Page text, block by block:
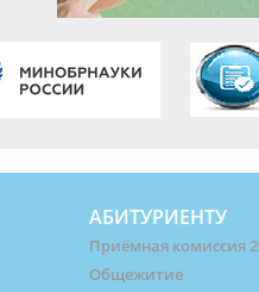
АБИТУРИЕНТУ
Приёмная комиссия
Общежитие